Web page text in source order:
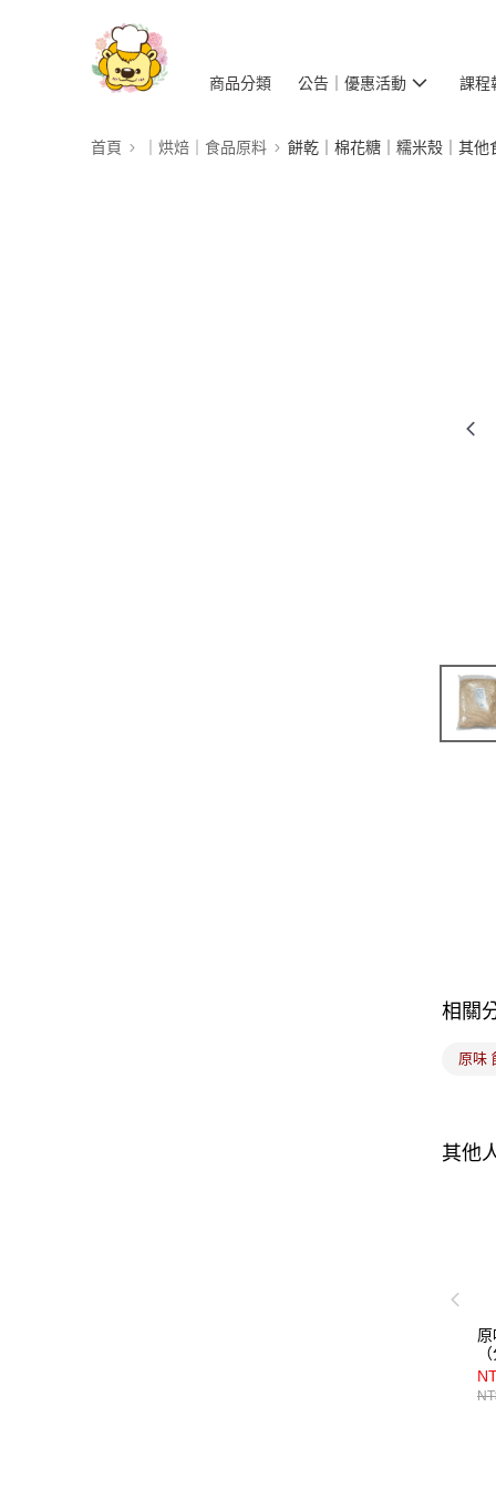
商品分類 公告｜優惠活動 課程
首頁 ｜烘焙｜食品原料 餅乾｜棉花糖｜糯米殼｜其他
相關
原味
其他